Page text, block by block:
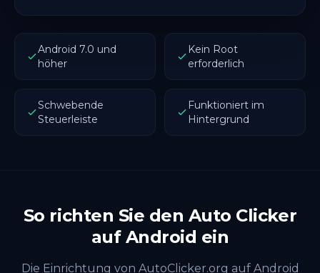
Android 7.0 und
höher
Kein Root
erforderlich
Schwebende
Steuerleiste
Funktioniert im
Hintergrund
So richten Sie den Auto Clicker
auf Android ein
Die Einrichtung von AutoClicker.org auf Android